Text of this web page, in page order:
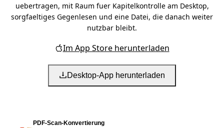
uebertragen, mit Raum fuer Kapitelkontrolle am Desktop,
sorgfaeltiges Gegenlesen und eine Datei, die danach weiter
nutzbar bleibt.
Im App Store herunterladen
Desktop-App herunterladen
PDF-Scan-Konvertierung